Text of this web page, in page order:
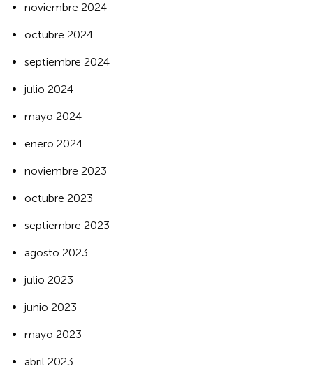
noviembre 2024
octubre 2024
septiembre 2024
julio 2024
mayo 2024
enero 2024
noviembre 2023
octubre 2023
septiembre 2023
agosto 2023
julio 2023
junio 2023
mayo 2023
abril 2023